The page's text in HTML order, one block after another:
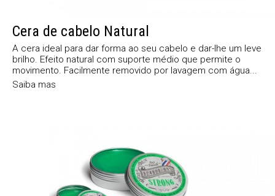
Cera de cabelo Natural
A cera ideal para dar forma ao seu cabelo e dar-lhe um leve
brilho. Efeito natural com suporte médio que permite o
movimento. Facilmente removido por lavagem com água...
Saiba mas